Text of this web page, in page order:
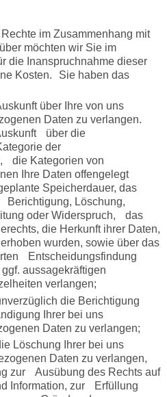
im Zusammenhang mit
möchten wir Sie im
die Inanspruchnahme dieser
Kosten. Sie haben das
über Ihre von uns
Daten zu verlangen.
über die
der
die Kategorien von
Ihre Daten offengelegt
Speicherdauer, das
Berichtigung, Löschung,
oder Widerspruch, das
die Herkunft ihrer Daten,
wurden, sowie über das
Entscheidungsfindung
aussagekräftigen
verlangen;
die Berichtigung
Ihrer bei uns
Daten zu verlangen;
Löschung Ihrer bei uns
Daten zu verlangen,
zur Ausübung des Rechts auf
Information, zur Erfüllung